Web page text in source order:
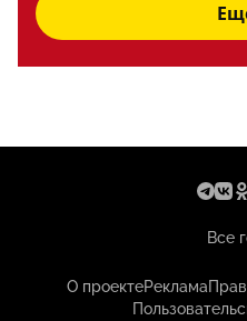
Все
О проектеРеклама